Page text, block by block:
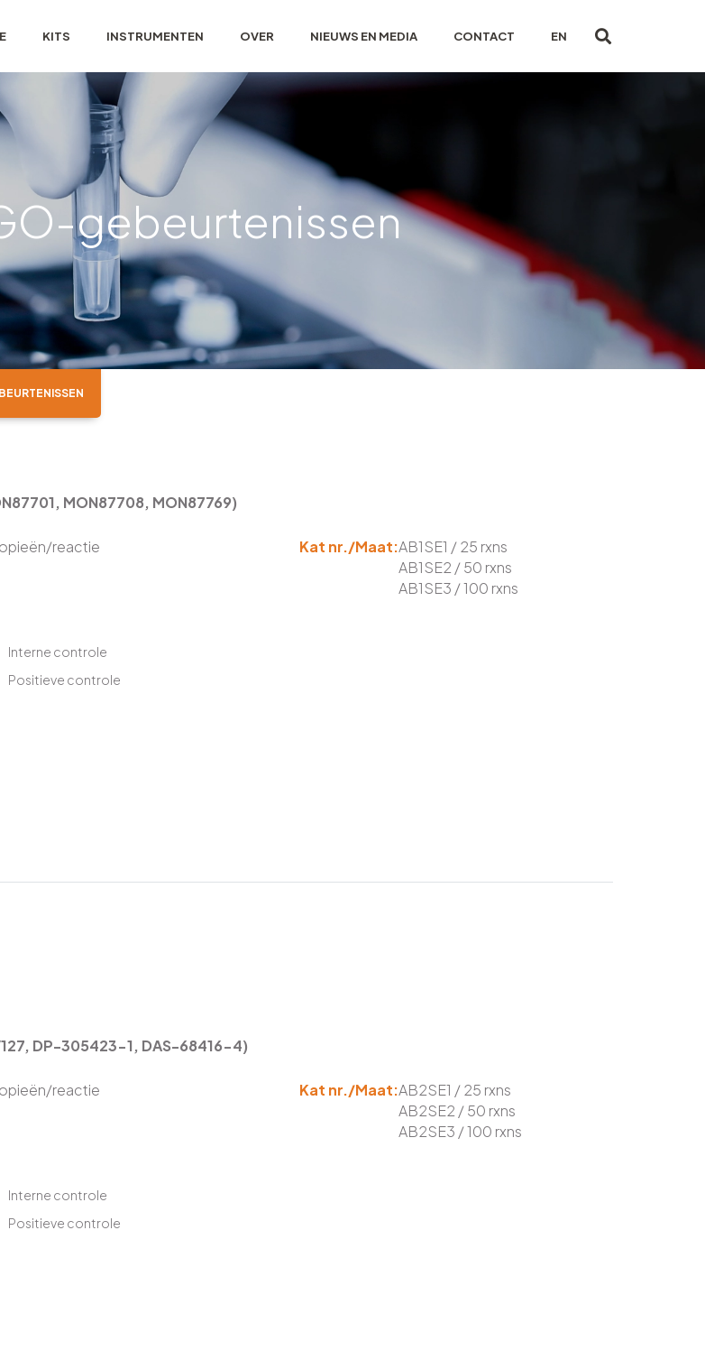
KITS INSTRUMENTEN OVER NIEUWS EN MEDIA CONTACT EN
gebeurtenissen
MON87708, MON87769)
reactie Kat nr./Maat:AB1SE1 / 25 rxns
AB1SE2 / 50 rxns
AB1SE3 / 100 rxns
Interne controle
Positieve controle
DP-305423-1, DAS-68416-4)
reactie Kat nr./Maat:AB2SE1 / 25 rxns
AB2SE2 / 50 rxns
AB2SE3 / 100 rxns
Interne controle
Positieve controle